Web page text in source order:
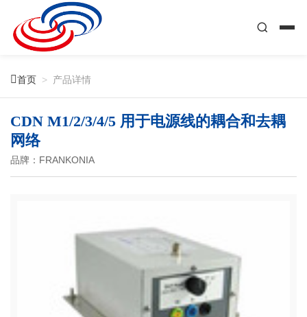
首页 > 产品详情
CDN M1/2/3/4/5 用于电源线的耦合和去耦
网络
品牌：FRANKONIA